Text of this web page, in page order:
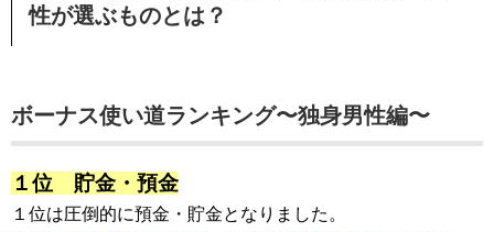
性が選ぶものとは？
ボーナス使い道ランキング〜独身男性編〜
１位 貯金・預金
１位は圧倒的に預金・貯金となりました。